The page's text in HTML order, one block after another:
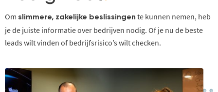
Om slimmere, zakelijke beslissingen te kunnen nemen, heb
je de juiste informatie over bedrijven nodig. Of je nu de beste
leads wilt vinden of bedrijfsrisico’s wilt checken.